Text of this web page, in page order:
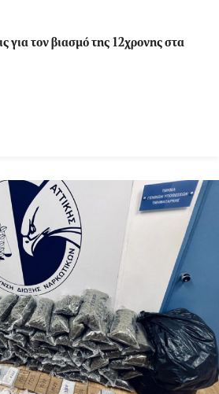
για τον βιασμό της 12χρονης στα